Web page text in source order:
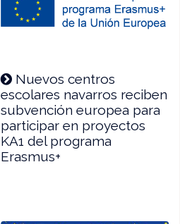
Nuevos centros
escolares navarros reciben
subvención europea para
participar en proyectos
KA1 del programa
Erasmus+